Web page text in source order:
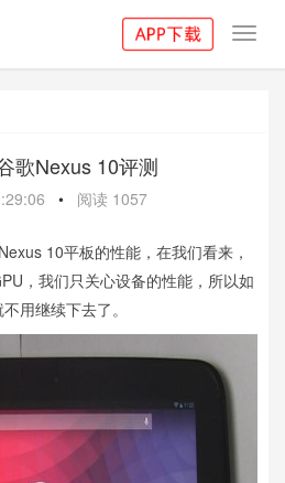
歌Nexus 10评测
• 阅读 1057
10平板的性能，在我们看来，
，我们只关心设备的性能，所以如
用继续下去了。